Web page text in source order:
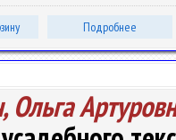
Подробнее
Ольга